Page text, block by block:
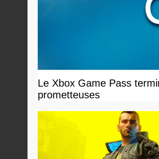
Le Xbox Game Pass
prometteuses